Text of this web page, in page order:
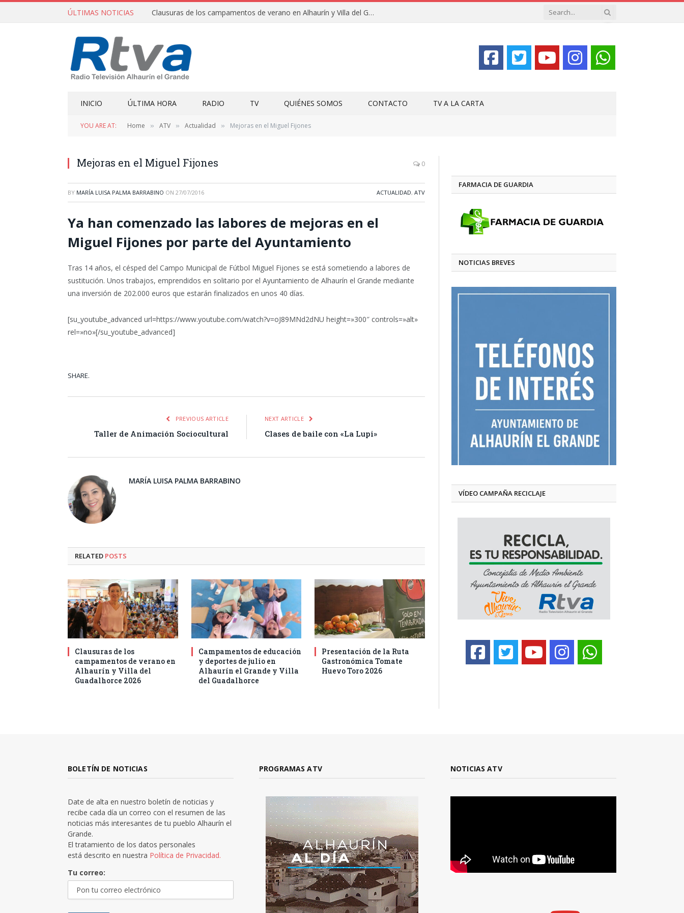
ÚLTIMAS NOTICIAS Clausuras de los campamentos de verano en Alhaurín y Villa del Guadalhorce 2026
INICIO ÚLTIMA HORA RADIO TV QUIÉNES SOMOS CONTACTO TV A LA CARTA
YOU ARE AT: Home » ATV » Actualidad » Mejoras en el Miguel Fijones
Mejoras en el Miguel Fijones 0
BY MARÍA LUISA PALMA BARRABINO ON 27/07/2016 ACTUALIDAD, ATV
Ya han comenzado las labores de mejoras en el
Miguel Fijones por parte del Ayuntamiento
Tras 14 años, el césped del Campo Municipal de Fútbol Miguel Fijones se está sometiendo a labores de
sustitución. Unos trabajos, emprendidos en solitario por el Ayuntamiento de Alhaurín el Grande mediante
una inversión de 202.000 euros que estarán finalizados en unos 40 días.
[su_youtube_advanced url=https://www.youtube.com/watch?v=oJ89MNd2dNU height=»300″ controls=»alt»
rel=»no»[/su_youtube_advanced]
SHARE.
PREVIOUS ARTICLE
Taller de Animación Sociocultural
NEXT ARTICLE
Clases de baile con «La Lupi»
MARÍA LUISA PALMA BARRABINO
RELATED POSTS
Clausuras de los
campamentos de verano en
Alhaurín y Villa del
Guadalhorce 2026
Campamentos de educación
y deportes de julio en
Alhaurín el Grande y Villa
del Guadalhorce
Presentación de la Ruta
Gastronómica Tomate
Huevo Toro 2026
FARMACIA DE GUARDIA
NOTICIAS BREVES
VÍDEO CAMPAÑA RECICLAJE
BOLETÍN DE NOTICIAS
Date de alta en nuestro boletín de noticias y
recibe cada día un correo con el resumen de las
noticias más interesantes de tu pueblo Alhaurín el
Grande.
El tratamiento de los datos personales
está descrito en nuestra Política de Privacidad.
Tu correo:
PROGRAMAS ATV NOTICIAS ATV